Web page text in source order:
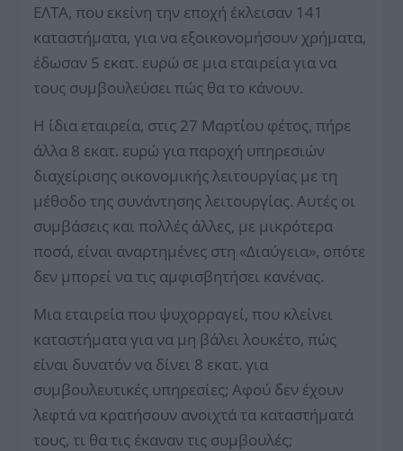
ΕΛΤΑ, που εκείνη την εποχή έκλεισαν 141
καταστήματα, για να εξοικονομήσουν χρήματα,
έδωσαν 5 εκατ. ευρώ σε μια εταιρεία για να
τους συμβουλεύσει πώς θα το κάνουν.
Η ίδια εταιρεία, στις 27 Μαρτίου φέτος, πήρε
άλλα 8 εκατ. ευρώ για παροχή υπηρεσιών
διαχείρισης οικονομικής λειτουργίας με τη
μέθοδο της συνάντησης λειτουργίας. Αυτές οι
συμβάσεις και πολλές άλλες, με μικρότερα
ποσά, είναι αναρτημένες στη «Διαύγεια», οπότε
δεν μπορεί να τις αμφισβητήσει κανένας.
Μια εταιρεία που ψυχορραγεί, που κλείνει
καταστήματα για να μη βάλει λουκέτο, πώς
είναι δυνατόν να δίνει 8 εκατ. για
συμβουλευτικές υπηρεσίες; Αφού δεν έχουν
λεφτά να κρατήσουν ανοιχτά τα καταστήματά
τους, τι θα τις έκαναν τις συμβουλές;